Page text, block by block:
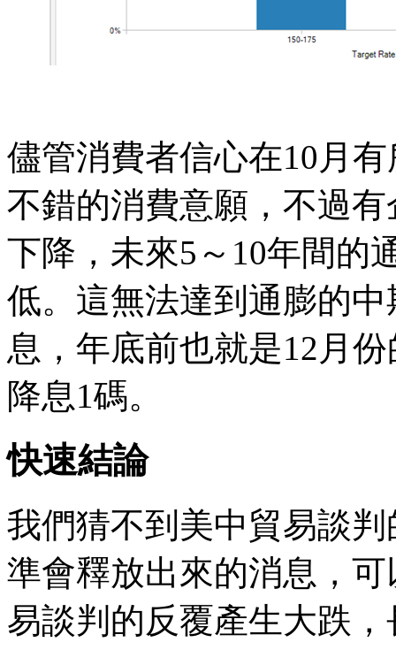
儘管消費者信心在10月
不錯的消費意願，不過
下降，未來5～10年間的
低。這無法達到通膨的
息，年底前也就是12月
降息1碼。
快速結論
我們猜不到美中貿易談
準會釋放出來的消息，
易談判的反覆產生大跌